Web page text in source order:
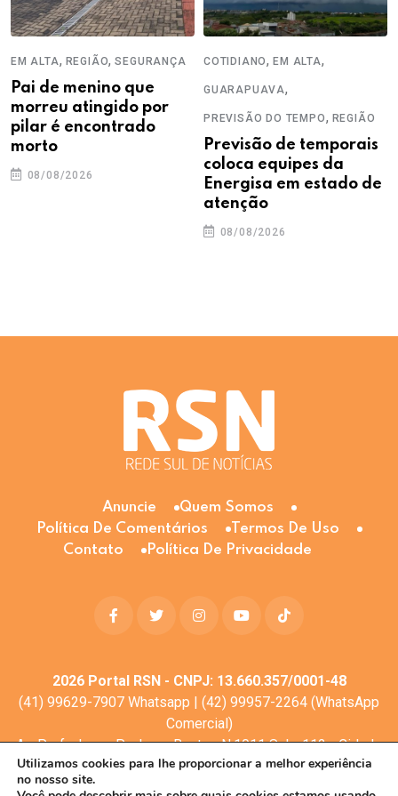
EM ALTA, REGIÃO,SEGURANÇA
Pai de menino que
morreu atingido por
pilar é encontrado
morto
08/08/2026
COTIDIANO,EM ALTA,
GUARAPUAVA,
PREVISÃO DO TEMPO, REGIÃO
Previsão de temporais
coloca equipes da
Energisa em estado de
atenção
08/08/2026
Anuncie
Quem Somos
Política De Comentários
Termos De Uso
Contato
Política De Privacidade
2026Portal RSN - CNPJ: 13.660.357/0001-48
(41) 99629-7907 Whatsapp | (42) 99957-2264 (WhatsApp
Comercial)
Av. Profa. Laura Pacheco Bastos N:1011 Sala: 112 - Cidade
dos Lagos, Guarapuava - PR, 85053-525
© Todos os direitos reservados
Utilizamos cookies para lhe proporcionar a melhor experiência
no nosso site.